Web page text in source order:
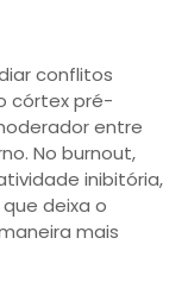
conflitos
córtex pré-
entre
No burnout,
inibitória,
deixa o
mais